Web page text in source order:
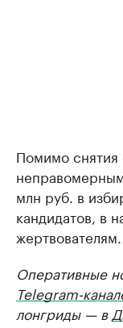
Помимо снятия
млн руб. в
кандидатов, в
жертвователям.
Оперативные
Telegram-
лонгриды — в